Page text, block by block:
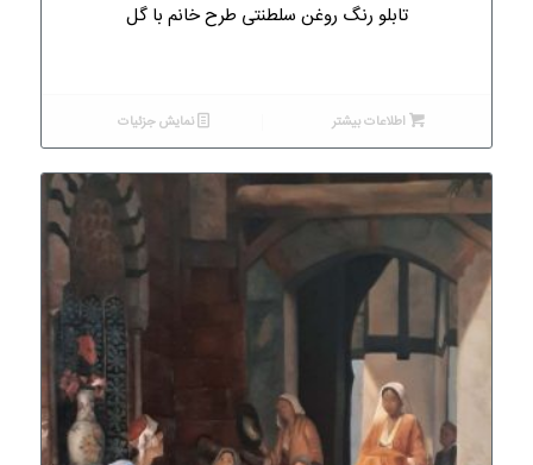
تابلو رنگ روغن سلطنتی طرح خانم با گل
اطلاعات بیشتر نمایش جزئیات